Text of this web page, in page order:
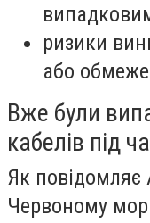
ризики
або
Вже були
кабелів під
Як повідомляє
Червоному